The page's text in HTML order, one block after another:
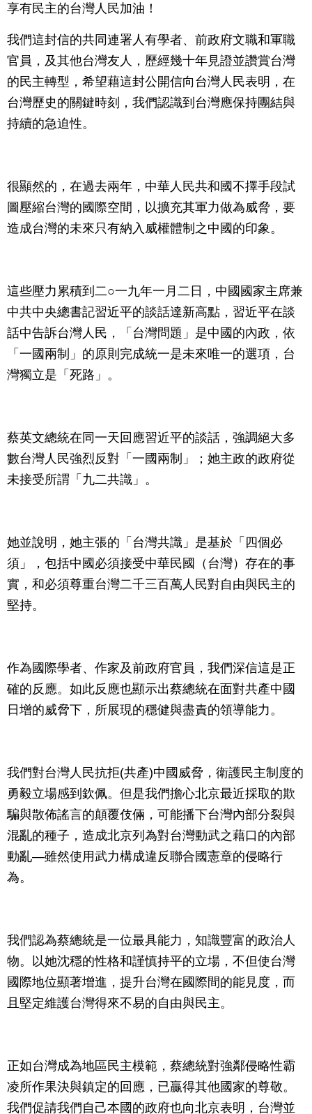
享有民主的台灣人民加油！
我們這封信的共同連署人有學者、前政府文職和軍職
官員，及其他台灣友人，歷經幾十年見證並讚賞台灣
的民主轉型，希望藉這封公開信向台灣人民表明，在
台灣歷史的關鍵時刻，我們認識到台灣應保持團結與
持續的急迫性。
很顯然的，在過去兩年，中華人民共和國不擇手段試
圖壓縮台灣的國際空間，以擴充其軍力做為威脅，要
造成台灣的未來只有納入威權體制之中國的印象。
這些壓力累積到二○一九年一月二日，中國國家主席兼
中共中央總書記習近平的談話達新高點，習近平在談
話中告訴台灣人民，「台灣問題」是中國的內政，依
「一國兩制」的原則完成統一是未來唯一的選項，台
灣獨立是「死路」。
蔡英文總統在同一天回應習近平的談話，強調絕大多
數台灣人民強烈反對「一國兩制」；她主政的政府從
未接受所謂「九二共識」。
她並說明，她主張的「台灣共識」是基於「四個必
須」，包括中國必須接受中華民國（台灣）存在的事
實，和必須尊重台灣二千三百萬人民對自由與民主的
堅持。
作為國際學者、作家及前政府官員，我們深信這是正
確的反應。如此反應也顯示出蔡總統在面對共產中國
日增的威脅下，所展現的穩健與盡責的領導能力。
我們對台灣人民抗拒(共產)中國威脅，衛護民主制度的
勇毅立場感到欽佩。但是我們擔心北京最近採取的欺
騙與散佈謠言的顛覆伎倆，可能播下台灣內部分裂與
混亂的種子，造成北京列為對台灣動武之藉口的內部
動亂—雖然使用武力構成違反聯合國憲章的侵略行
為。
我們認為蔡總統是一位最具能力，知識豐富的政治人
物。以她沈穩的性格和謹慎持平的立場，不但使台灣
國際地位顯著增進，提升台灣在國際間的能見度，而
且堅定維護台灣得來不易的自由與民主。
正如台灣成為地區民主模範，蔡總統對強鄰侵略性霸
凌所作果決與鎮定的回應，已贏得其他國家的尊敬。
我們促請我們自己本國的政府也向北京表明，台灣並